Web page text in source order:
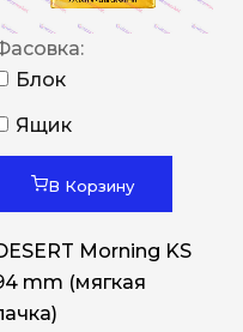
Блок
Ящик
В Корзину
Morning KS
mm (мягкая